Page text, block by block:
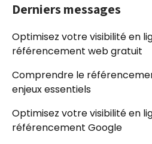
Derniers messages
Optimisez votre visibilité en
référencement web gratuit
Comprendre le
enjeux essentiels
Optimisez votre visibilité en
référencement Google